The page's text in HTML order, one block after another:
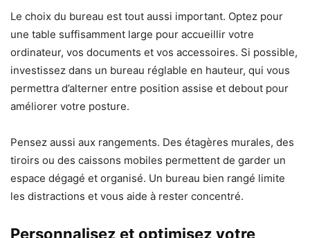
Le choix du bureau est tout aussi important. Optez pour
une table suffisamment large pour accueillir votre
ordinateur, vos documents et vos accessoires. Si possible,
investissez dans un bureau réglable en hauteur, qui vous
permettra d’alterner entre position assise et debout pour
améliorer votre posture.
Pensez aussi aux rangements. Des étagères murales, des
tiroirs ou des caissons mobiles permettent de garder un
espace dégagé et organisé. Un bureau bien rangé limite
les distractions et vous aide à rester concentré.
Personnalisez et optimisez votre